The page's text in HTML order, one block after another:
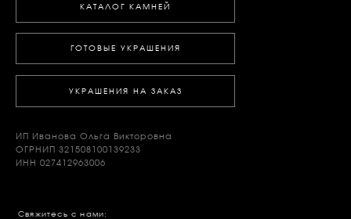
КАТАЛОГ КАМНЕЙ
УКРАШЕНИЯ НА ЗАКАЗ
ГОТОВЫЕ УКРАШЕНИЯ
Свяжитесь с нами:
ИП Иванова Ольга Викторовна
ОГРНИП 321508100139233
ИНН 027412963006